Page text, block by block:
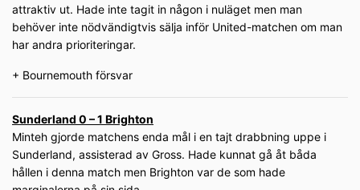
attraktiv ut. Hade inte tagit in någon i nuläget men man
behöver inte nödvändigtvis sälja inför United-matchen om man
har andra prioriteringar.
+ Bournemouth försvar
Sunderland 0 – 1 Brighton
Minteh gjorde matchens enda mål i en tajt drabbning uppe i
Sunderland, assisterad av Gross. Hade kunnat gå åt båda
hållen i denna match men Brighton var de som hade